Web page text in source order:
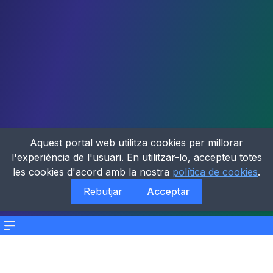
Menu
Aquest portal web utilitza cookies per millorar
l'experiència de l'usuari. En utilitzar-lo, accepteu totes
les cookies d'acord amb la nostra política de cookies.
Rebutjar
Acceptar